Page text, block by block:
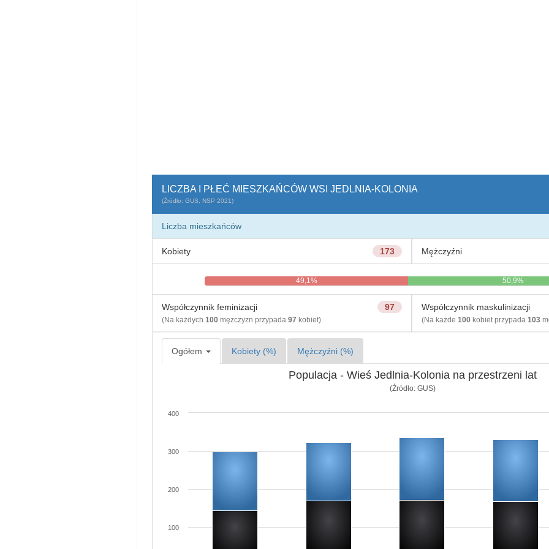
LICZBA I PŁEĆ MIESZKAŃCÓW WSI JEDLNIA-KOLONIA
(Źródło: GUS, NSP 2021)
Liczba mieszkańców
173
Kobiety Mężczyźni
49,1% 50,9%
97
Współczynnik feminizacji
(Na każdych 100mężczyzn przypada 97 kobiet)
Współczynnik maskulinizacji
(Na każde 100kobiet przypada 103
Ogółem Kobiety (%) Mężczyźni (%)
Populacja - Wieś Jedlnia-Kolonia na przestrzeni lat
(Źródło: GUS)
100
200
300
400